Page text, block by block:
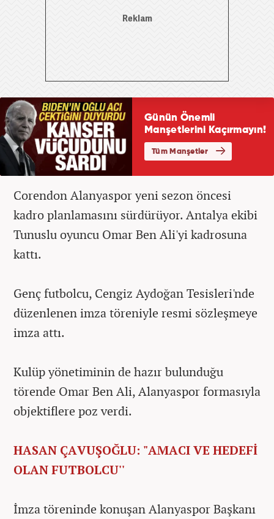
Corendon Alanyaspor yeni sezon öncesi
kadro planlamasını sürdürüyor. Antalya ekibi
Tunuslu oyuncu Omar Ben Ali'yi kadrosuna
kattı.
Genç futbolcu, Cengiz Aydoğan Tesisleri'nde
düzenlenen imza töreniyle resmi sözleşmeye
imza attı.
Kulüp yönetiminin de hazır bulunduğu
törende Omar Ben Ali, Alanyaspor formasıyla
objektiflere poz verdi.
HASAN ÇAVUŞOĞLU: "AMACI VE HEDEFİ
OLAN FUTBOLCU''
İmza töreninde konuşan Alanyaspor Başkanı